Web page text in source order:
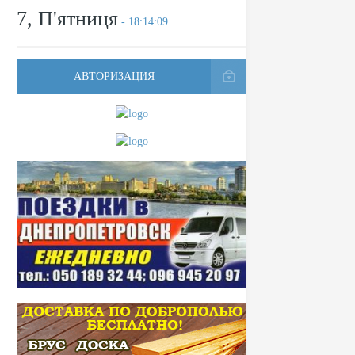
7, П'ятниця - 18:14:09
АВТОРИЗАЦИЯ